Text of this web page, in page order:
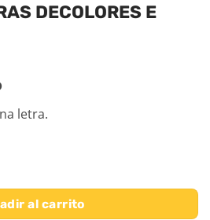
DECOLORES E
letra.
al carrito